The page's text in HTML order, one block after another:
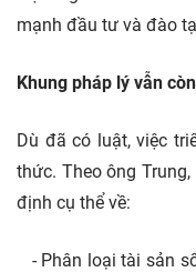
mạnh đầu tư và đào
Khung pháp lý vẫn
Dù đã có luật, việc
thức. Theo ông
định cụ thể về:
- Phân loại tài sản